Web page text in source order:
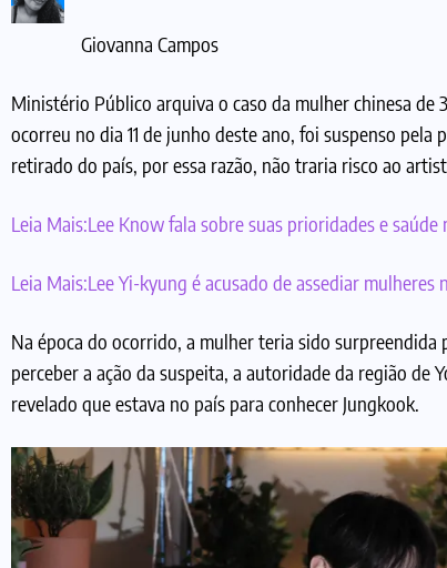
Giovanna Campos
Ministério Público arquiva o caso da mulher chinesa
ocorreu no dia 11 de junho deste ano, foi suspenso
retirado do país, por essa razão, não traria risco ao
Leia Mais:Lee Know fala sobre suas prioridades e saúde
Leia Mais:Lee Yi-kyung é acusado de assediar
Na época do ocorrido, a mulher teria sido
perceber a ação da suspeita, a autoridade da região de
revelado que estava no país para conhecer Jungkook.